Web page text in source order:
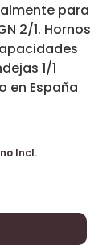
para
2/1. Hornos
1/1
en España
Incl.